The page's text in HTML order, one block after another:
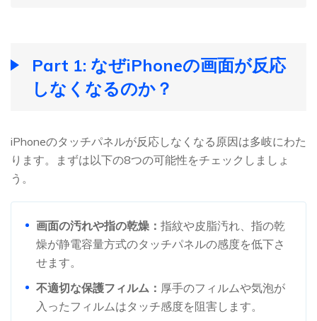
Part 1: なぜiPhoneの画面が反応
しなくなるのか？
iPhoneのタッチパネルが反応しなくなる原因は多岐にわた
ります。まずは以下の8つの可能性をチェックしましょ
う。
画面の汚れや指の乾燥： 指紋や皮脂汚れ、指の乾
燥が静電容量方式のタッチパネルの感度を低下さ
せます。
不適切な保護フィルム： 厚手のフィルムや気泡が
入ったフィルムはタッチ感度を阻害します。